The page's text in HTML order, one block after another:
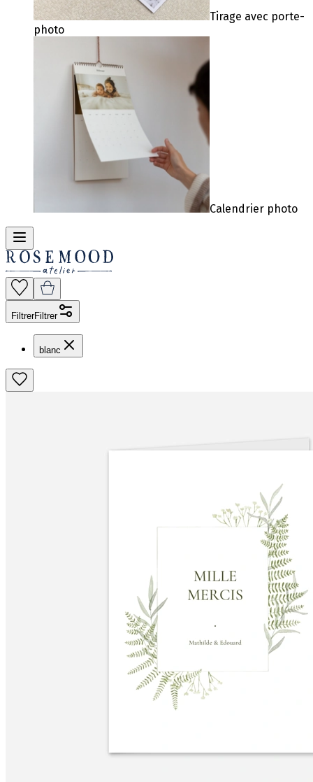
Tirage avec porte-
photo
Calendrier photo
FiltrerFiltrer
blanc